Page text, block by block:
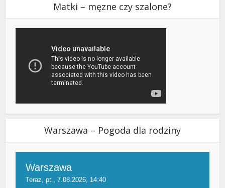
Matki – męzne czy szalone?
Warszawa – Pogoda dla rodziny